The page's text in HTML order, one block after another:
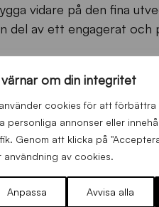
om din integritet
cookies för att förbättra
personliga annonser eller
Genom att klicka på
användning av cookies.
Anpassa Avvisa alla
vidare på den fina
del av ett engagerat och
vi pratar mycket om att
tidens ökade intresse för
att det går att följa och
i Siriusfamiljen. Att
för oss framåt.